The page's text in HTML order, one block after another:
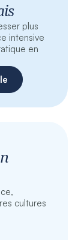
plus
intensive
en
cultures